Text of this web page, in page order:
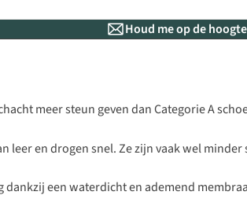
Houd me op de hoogte
meer steun geven dan Categorie A
en drogen snel. Ze zijn vaak wel
een waterdicht en ademend